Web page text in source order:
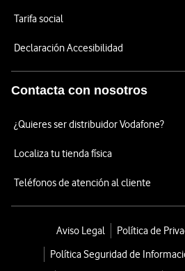
Tarifa social
Declaración Accesibilidad
Contacta con nosotros
¿Quieres ser distribuidor Vodafone?
Localiza tu tienda física
Teléfonos de atención al cliente
Aviso Legal
Política de
Política Seguridad de